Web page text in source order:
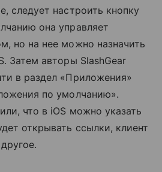
следует настроить кнопку
она управляет
но на нее можно назначить
Затем авторы SlashGear
в раздел «Приложения»
по умолчанию».
что в iOS можно указать
открывать ссылки, клиент